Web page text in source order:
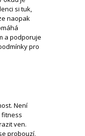
si tuk,
naopak
a podporuje
pro
Není
fitness
ven.
probouzí,